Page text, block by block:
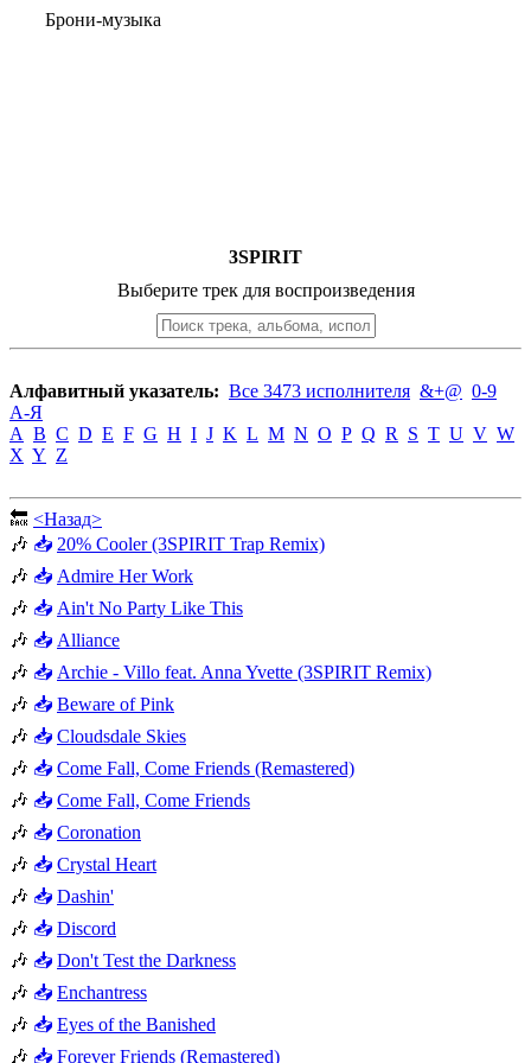
Брони-музыка
3SPIRIT
Выберите трек для воспроизведения
Алфавитный указатель: Все 3473 исполнителя &+@ 0-9
А-Я
A B C D E F G H I J K L M N O P Q R S T U V W
X Y Z
🔙 <Назад>
🎶 📥 20% Cooler (3SPIRIT Trap Remix)
🎶 📥 Admire Her Work
🎶 📥 Ain't No Party Like This
🎶 📥 Alliance
🎶 📥 Archie - Villo feat. Anna Yvette (3SPIRIT Remix)
🎶 📥 Beware of Pink
🎶 📥 Cloudsdale Skies
🎶 📥 Come Fall, Come Friends (Remastered)
🎶 📥 Come Fall, Come Friends
🎶 📥 Coronation
🎶 📥 Crystal Heart
🎶 📥 Dashin'
🎶 📥 Discord
🎶 📥 Don't Test the Darkness
🎶 📥 Enchantress
🎶 📥 Eyes of the Banished
🎶 📥 Forever Friends (Remastered)